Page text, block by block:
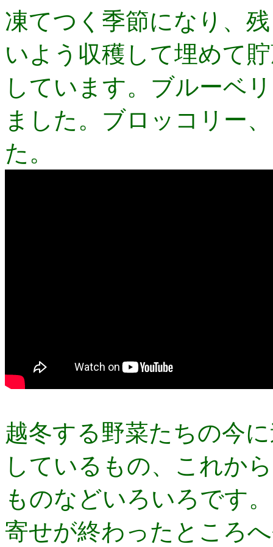
凍てつく季節になり、
いよう収穫して埋めて
しています。ブルーベ
ました。ブロッコリー
た。
越冬する野菜たちの今
しているもの、これか
ものなどいろいろです
寄せが終わったところ